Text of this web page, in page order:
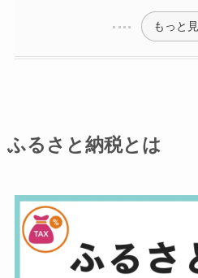
もっと
ふるさと納税とは